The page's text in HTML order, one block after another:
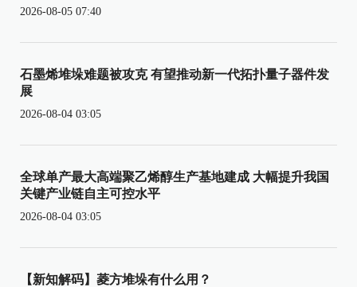
2026-08-05 07:40
石墨烯堆垛难题被攻克 有望推动新一代拓扑量子器件发
展
2026-08-04 03:05
全球单产最大高端聚乙烯醇生产基地建成 大幅提升我国
关键产业链自主可控水平
2026-08-04 03:05
【新知解码】菱方堆垛有什么用？